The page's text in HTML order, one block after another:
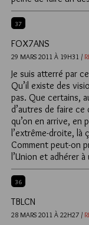
37
FOX7ANS
29 MARS 2011 À 19H31 /
Je suis atterré par
Qu’il existe des
pas. Que certains,
d’autres de faire ce
qu’on en arrive, en
l’extrême-droite, là
Comment peut-on
l’Union et adhérer
36
TBLCN
28 MARS 2011 À 22H27 /